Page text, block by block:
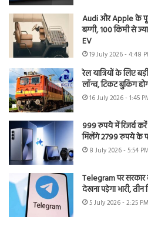
Audi और Apple के पूर्व
बग्गी, 100 किमी से
EV
19 July 2026 - 4:48
रेल यात्रियों के लिए
लॉन्च, टिकट बुकिंग
16 July 2026 - 1:45
999 रुपये में रिजर्व
मिलेंगे 2799 रुपये के
8 July 2026 - 5:54
Telegram पर
देखना पड़ेगा भारी, तीन
5 July 2026 - 2:25 PM